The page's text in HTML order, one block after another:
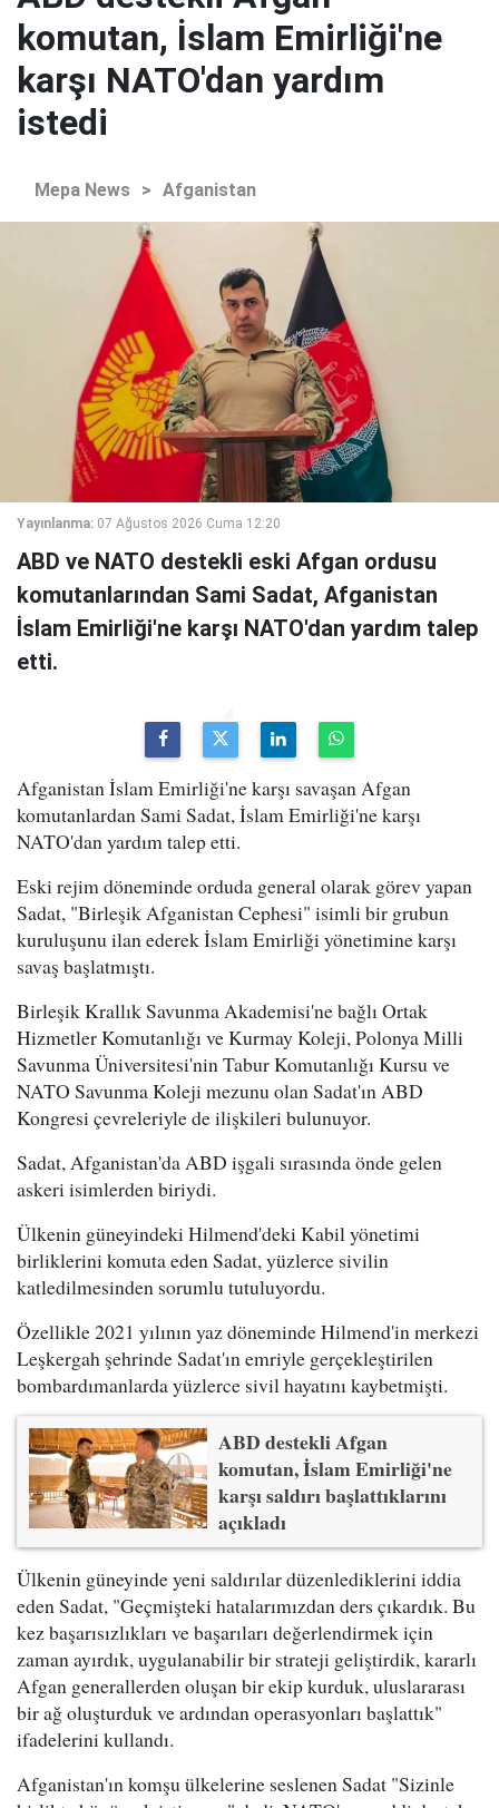
komutan, İslam Emirliği'ne
karşı NATO'dan yardım
istedi
Mepa News > Afganistan
Yayınlanma: 07 Ağustos 2026 Cuma 12:20
ABD ve NATO destekli eski Afgan ordusu
komutanlarından Sami Sadat, Afganistan
İslam Emirliği'ne karşı NATO'dan yardım talep
etti.
Afganistan İslam Emirliği'ne karşı savaşan Afgan
komutanlardan Sami Sadat, İslam Emirliği'ne karşı
NATO'dan yardım talep etti.
Eski rejim döneminde orduda general olarak görev yapan
Sadat, "Birleşik Afganistan Cephesi" isimli bir grubun
kuruluşunu ilan ederek İslam Emirliği yönetimine karşı
savaş başlatmıştı.
Birleşik Krallık Savunma Akademisi'ne bağlı Ortak
Hizmetler Komutanlığı ve Kurmay Koleji, Polonya Milli
Savunma Üniversitesi'nin Tabur Komutanlığı Kursu ve
NATO Savunma Koleji mezunu olan Sadat'ın ABD
Kongresi çevreleriyle de ilişkileri bulunuyor.
Sadat, Afganistan'da ABD işgali sırasında önde gelen
askeri isimlerden biriydi.
Ülkenin güneyindeki Hilmend'deki Kabil yönetimi
birliklerini komuta eden Sadat, yüzlerce sivilin
katledilmesinden sorumlu tutuluyordu.
Özellikle 2021 yılının yaz döneminde Hilmend'in merkezi
Leşkergah şehrinde Sadat'ın emriyle gerçekleştirilen
bombardımanlarda yüzlerce sivil hayatını kaybetmişti.
ABD destekli Afgan
komutan, İslam Emirliği'ne
karşı saldırı başlattıklarını
açıkladı
Ülkenin güneyinde yeni saldırılar düzenlediklerini iddia
eden Sadat, "Geçmişteki hatalarımızdan ders çıkardık. Bu
kez başarısızlıkları ve başarıları değerlendirmek için
zaman ayırdık, uygulanabilir bir strateji geliştirdik, kararlı
Afgan generallerden oluşan bir ekip kurduk, uluslararası
bir ağ oluşturduk ve ardından operasyonları başlattık"
ifadelerini kullandı.
Afganistan'ın komşu ülkelerine seslenen Sadat "Sizinle